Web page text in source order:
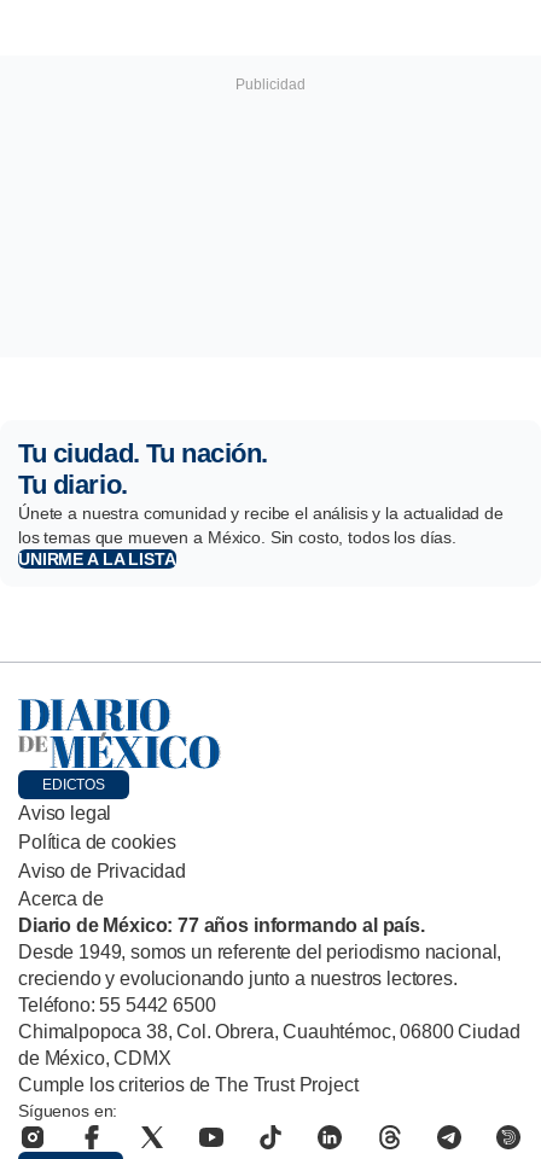
Tu ciudad. Tu nación.
Tu diario.
Únete a nuestra comunidad y recibe el análisis y la actualidad de
los temas que mueven a México. Sin costo, todos los días.
UNIRME A LA LISTA
EDICTOS
Aviso legal
Política de cookies
Aviso de Privacidad
Acerca de
Diario de México: 77 años informando al país.
Desde 1949, somos un referente del periodismo nacional,
creciendo y evolucionando junto a nuestros lectores.
Teléfono: 55 5442 6500
Chimalpopoca 38, Col. Obrera, Cuauhtémoc, 06800 Ciudad
de México, CDMX
Cumple los criterios de The Trust Project
Síguenos en: